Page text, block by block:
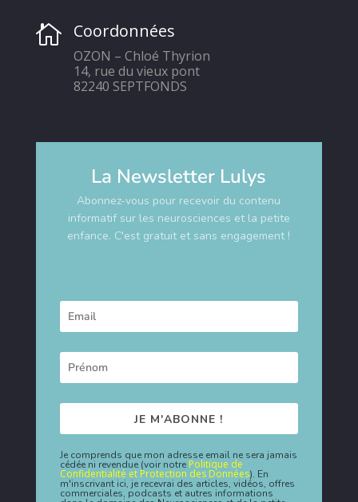
 Coordonnées
OZON – Chloé Thyrion
14, rue du vieux pont
82240 SEPTFONDS
La Newsletter Lulys
Abonnez-vous pour recevoir du contenu
informatif sur les neurosciences et la petite
enfance. C'est gratuit et sans engagement !
JE M'ABONNE !
Je comprends que mon adresse email ne sera jamais
cédée ni revendue (voir notre Politique de
Confidentialité et Protection des Données). En
m'inscrivant ici, je recevrai des articles, vidéos, offres
commerciales, podcasts et autres informations